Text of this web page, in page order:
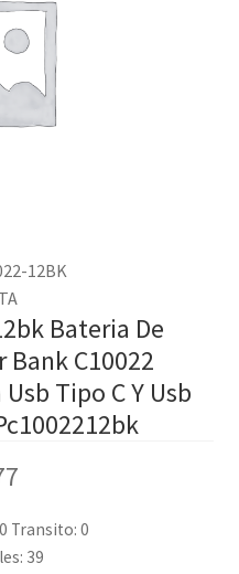
12BK
Bateria De
Bank C10022
Tipo C Y Usb
Transito: 0
39